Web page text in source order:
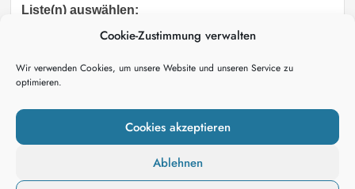
Cookie-Zustimmung verwalten
Wir verwenden Cookies, um unsere Website und unseren Service zu
optimieren.
Cookies akzeptieren
Ablehnen
Liste(n) auswählen: